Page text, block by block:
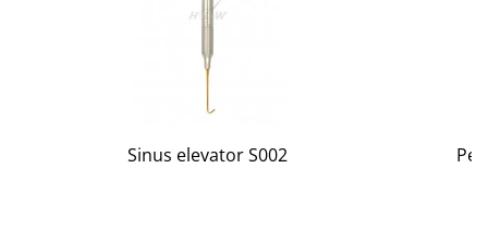
Sinus elevator S002